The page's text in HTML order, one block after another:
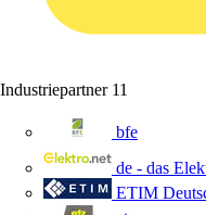
Industriepartner 11
bfe
de - das
ETIM